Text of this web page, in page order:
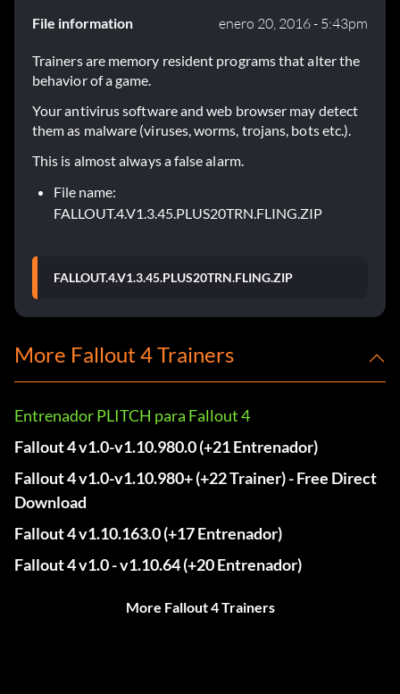
File information enero 20, 2016 - 5:43pm
Trainers are memory resident programs that alter the
behavior of a game.
Your antivirus software and web browser may detect
them as malware (viruses, worms, trojans, bots etc.).
This is almost always a false alarm.
File name:
FALLOUT.4.V1.3.45.PLUS20TRN.FLING.ZIP
FALLOUT.4.V1.3.45.PLUS20TRN.FLING.ZIP
More Fallout 4 Trainers
Entrenador PLITCH para Fallout 4
Fallout 4 v1.0-v1.10.980.0 (+21 Entrenador)
Fallout 4 v1.0-v1.10.980+ (+22 Trainer) - Free Direct
Download
Fallout 4 v1.10.163.0 (+17 Entrenador)
Fallout 4 v1.0 - v1.10.64 (+20 Entrenador)
More Fallout 4 Trainers